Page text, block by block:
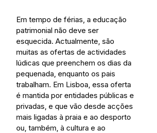
Em tempo de férias, a educação
patrimonial não deve ser
esquecida. Actualmente, são
muitas as ofertas de actividades
lúdicas que preenchem os dias da
pequenada, enquanto os pais
trabalham. Em Lisboa, essa oferta
é mantida por entidades públicas e
privadas, e que vão desde acções
mais ligadas à praia e ao desporto
ou, também, à cultura e ao